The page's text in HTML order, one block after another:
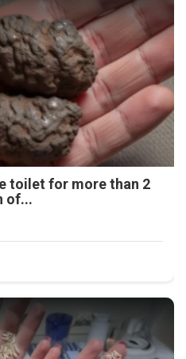
toilet for more than 2
of...